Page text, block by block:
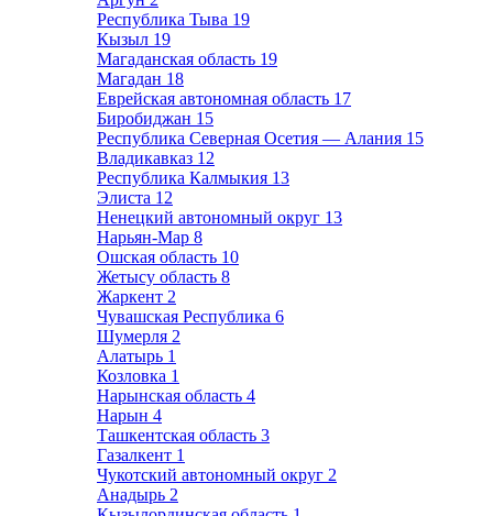
Республика Тыва 19
Кызыл 19
Магаданская область 19
Магадан 18
Еврейская автономная область 17
Биробиджан 15
Республика Северная Осетия — Алания 15
Владикавказ 12
Республика Калмыкия 13
Элиста 12
Ненецкий автономный округ 13
Нарьян-Мар 8
Ошская область 10
Жетысу область 8
Жаркент 2
Чувашская Республика 6
Шумерля 2
Алатырь 1
Козловка 1
Нарынская область 4
Нарын 4
Ташкентская область 3
Газалкент 1
Чукотский автономный округ 2
Анадырь 2